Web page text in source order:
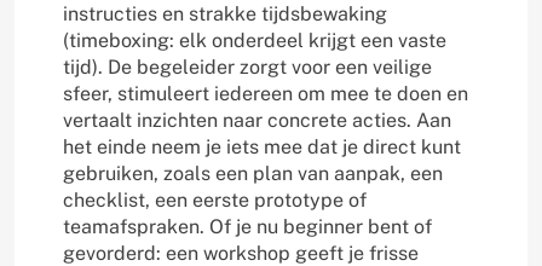
instructies en strakke tijdsbewaking
(timeboxing: elk onderdeel krijgt een vaste
tijd). De begeleider zorgt voor een veilige
sfeer, stimuleert iedereen om mee te doen en
vertaalt inzichten naar concrete acties. Aan
het einde neem je iets mee dat je direct kunt
gebruiken, zoals een plan van aanpak, een
checklist, een eerste prototype of
teamafspraken. Of je nu beginner bent of
gevorderd: een workshop geeft je frisse